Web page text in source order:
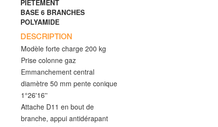
PIETEMENT
BASE 6 BRANCHES
POLYAMIDE
DESCRIPTION
Modèle forte charge 200 kg
Prise colonne gaz
Emmanchement central
diamètre 50 mm pente conique
1°26'16''
Attache D11 en bout de
branche, appui antidérapant